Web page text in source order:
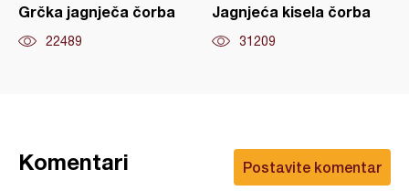
Grčka jagnječa čorba
22489
Jagnjeća kisela čorba
31209
Postavite komentar
Komentari